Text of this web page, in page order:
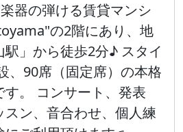
器の弾ける賃貸マンシ
の2階にあり、地
」から徒歩2分♪ スタイ
、90席（固定席）の本格
。 コンサート、発表
ン、音合わせ、個人練